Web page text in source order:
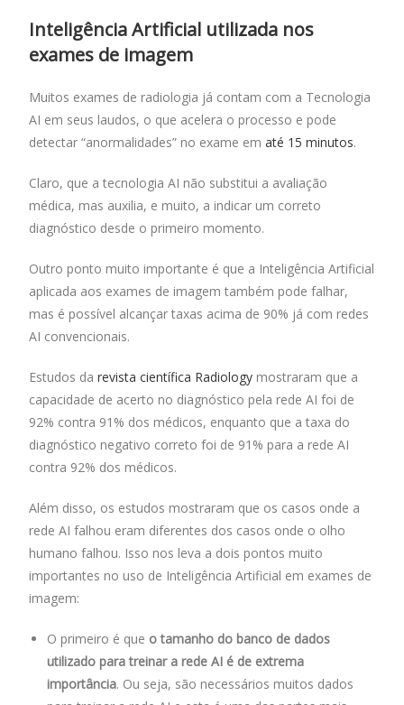
Inteligência Artificial utilizada nos
exames de imagem
Muitos exames de radiologia já contam com a Tecnologia
AI em seus laudos, o que acelera o processo e pode
detectar “anormalidades” no exame ematé 15 minutos.
Claro, que a tecnologia AI não substitui a avaliação
médica, mas auxilia, e muito, a indicar um correto
diagnóstico desde o primeiro momento.
Outro ponto muito importante é que a Inteligência Artificial
aplicada aos exames de imagem também pode falhar,
mas é possível alcançar taxas acima de 90% já com redes
AI convencionais.
Estudos darevista científica Radiology mostraram que a
capacidade de acerto no diagnóstico pela rede AI foi de
92% contra 91% dos médicos, enquanto que a taxa do
diagnóstico negativo correto foi de 91% para a rede AI
contra 92% dos médicos.
Além disso, os estudos mostraram que os casos onde a
rede AI falhou eram diferentes dos casos onde o olho
humano falhou. Isso nos leva a dois pontos muito
importantes no uso de Inteligência Artificial em exames de
imagem:
O primeiro é que o tamanho do banco de dados
utilizado para treinar a rede AI é de extrema
importância. Ou seja, são necessários muitos dados